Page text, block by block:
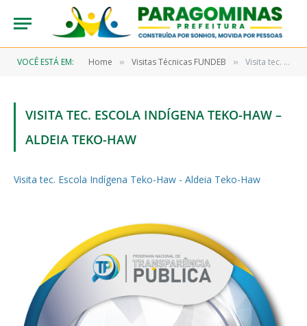
VOCÊ ESTÁ EM: Home » Visitas Técnicas FUNDEB » Visita tec. Escola Indígena Teko-Haw – Aldeia Teko-Haw
VISITA TEC. ESCOLA INDÍGENA TEKO-HAW –
ALDEIA TEKO-HAW
Visita tec. Escola Indígena Teko-Haw - Aldeia Teko-Haw